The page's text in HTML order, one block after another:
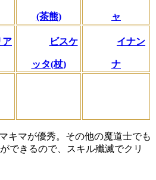
(茶熊) ャ
ア ビスケ
ッタ(杖)
イナン
ナ
キマが優秀。その他の魔道士でも
できるので、スキル殲滅でクリ